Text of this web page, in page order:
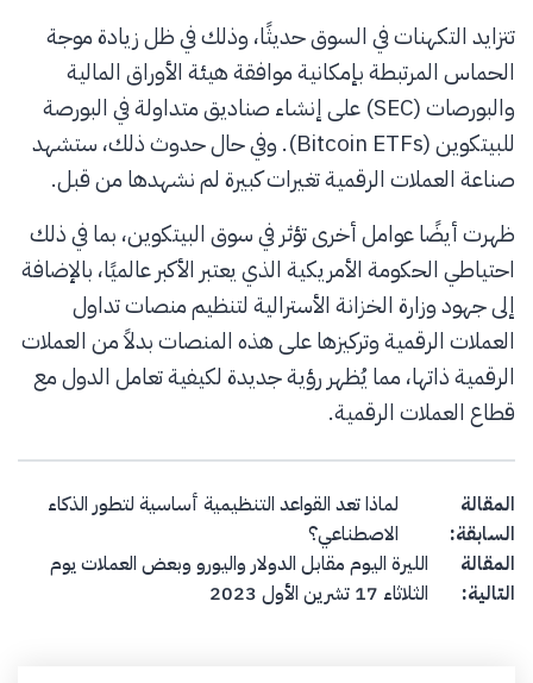
تتزايد التكهنات في السوق حديثًا، وذلك في ظل زيادة موجة
الحماس المرتبطة بإمكانية موافقة هيئة الأوراق المالية
والبورصات (SEC) على إنشاء صناديق متداولة في البورصة
للبيتكوين (Bitcoin ETFs). وفي حال حدوث ذلك، ستشهد
صناعة العملات الرقمية تغيرات كبيرة لم نشهدها من قبل.
ظهرت أيضًا عوامل أخرى تؤثر في سوق البيتكوين، بما في ذلك
احتياطي الحكومة الأمريكية الذي يعتبر الأكبر عالميًا، بالإضافة
إلى جهود وزارة الخزانة الأسترالية لتنظيم منصات تداول
العملات الرقمية وتركيزها على هذه المنصات بدلاً من العملات
الرقمية ذاتها، مما يُظهر رؤية جديدة لكيفية تعامل الدول مع
قطاع العملات الرقمية.
Post navigation
المقالة
السابقة:
لماذا تعد القواعد التنظيمية أساسية لتطور الذكاء
الاصطناعي؟
المقالة
التالية:
الليرة اليوم مقابل الدولار واليورو وبعض العملات يوم
الثلاثاء 17 تشرين الأول 2023